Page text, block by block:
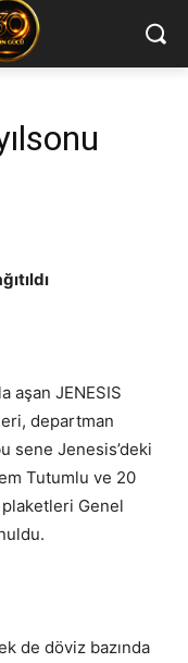
aşan JENESIS
departman
sene Jenesis’deki
Tutumlu ve 20
plaketleri Genel
de döviz bazında